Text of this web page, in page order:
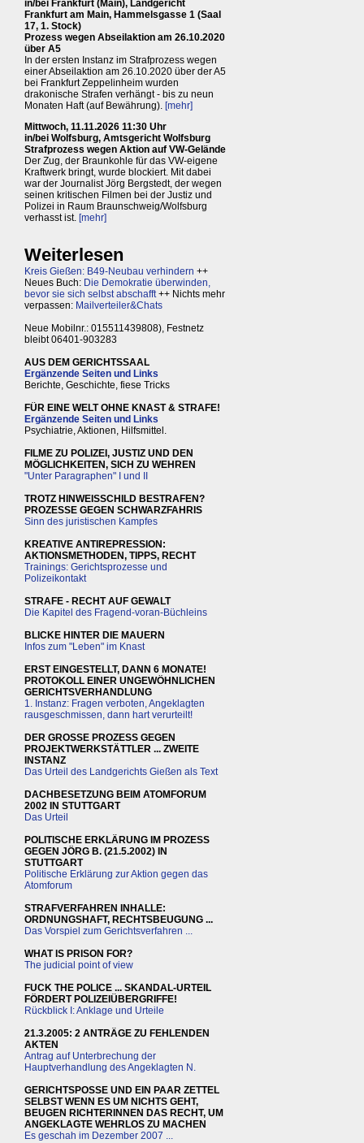
in/bei Frankfurt (Main), Landgericht
Frankfurt am Main, Hammelsgasse 1 (Saal
17, 1. Stock)
Prozess wegen Abseilaktion am 26.10.2020
über A5
In der ersten Instanz im Strafprozess wegen
einer Abseilaktion am 26.10.2020 über der A5
bei Frankfurt Zeppelinheim wurden
drakonische Strafen verhängt - bis zu neun
Monaten Haft (auf Bewährung). [mehr]
Mittwoch, 11.11.2026 11:30 Uhr
in/bei Wolfsburg, Amtsgericht Wolfsburg
Strafprozess wegen Aktion auf VW-Gelände
Der Zug, der Braunkohle für das VW-eigene
Kraftwerk bringt, wurde blockiert. Mit dabei
war der Journalist Jörg Bergstedt, der wegen
seinen kritischen Filmen bei der Justiz und
Polizei in Raum Braunschweig/Wolfsburg
verhasst ist. [mehr]
Weiterlesen
Kreis Gießen: B49-Neubau verhindern ++
Neues Buch: Die Demokratie überwinden,
bevor sie sich selbst abschafft++ Nichts mehr
verpassen: Mailverteiler&Chats
Neue Mobilnr.: 015511439808), Festnetz
bleibt 06401-903283
AUS DEM GERICHTSSAAL
Ergänzende Seiten und Links
Berichte, Geschichte, fiese Tricks
FÜR EINE WELT OHNE KNAST & STRAFE!
Ergänzende Seiten und Links
Psychiatrie, Aktionen, Hilfsmittel.
FILME ZU POLIZEI, JUSTIZ UND DEN
MÖGLICHKEITEN, SICH ZU WEHREN
"Unter Paragraphen" I und II
TROTZ HINWEISSCHILD BESTRAFEN?
PROZESSE GEGEN SCHWARZFAHRIS
Sinn des juristischen Kampfes
KREATIVE ANTIREPRESSION:
AKTIONSMETHODEN, TIPPS, RECHT
Trainings: Gerichtsprozesse und
Polizeikontakt
STRAFE - RECHT AUF GEWALT
Die Kapitel des Fragend-voran-Büchleins
BLICKE HINTER DIE MAUERN
Infos zum "Leben" im Knast
ERST EINGESTELLT, DANN 6 MONATE!
PROTOKOLL EINER UNGEWÖHNLICHEN
GERICHTSVERHANDLUNG
1. Instanz: Fragen verboten, Angeklagten
rausgeschmissen, dann hart verurteilt!
DER GROSSE PROZESS GEGEN
PROJEKTWERKSTÄTTLER ... ZWEITE
INSTANZ
Das Urteil des Landgerichts Gießen als Text
DACHBESETZUNG BEIM ATOMFORUM
2002 IN STUTTGART
Das Urteil
POLITISCHE ERKLÄRUNG IM PROZESS
GEGEN JÖRG B. (21.5.2002) IN
STUTTGART
Politische Erklärung zur Aktion gegen das
Atomforum
STRAFVERFAHREN INHALLE:
ORDNUNGSHAFT, RECHTSBEUGUNG ...
Das Vorspiel zum Gerichtsverfahren ...
WHAT IS PRISON FOR?
The judicial point of view
FUCK THE POLICE ... SKANDAL-URTEIL
FÖRDERT POLIZEIÜBERGRIFFE!
Rückblick I: Anklage und Urteile
21.3.2005: 2 ANTRÄGE ZU FEHLENDEN
AKTEN
Antrag auf Unterbrechung der
Hauptverhandlung des Angeklagten N.
GERICHTSPOSSE UND EIN PAAR ZETTEL
SELBST WENN ES UM NICHTS GEHT,
BEUGEN RICHTERINNEN DAS RECHT, UM
ANGEKLAGTE WEHRLOS ZU MACHEN
Es geschah im Dezember 2007 ...